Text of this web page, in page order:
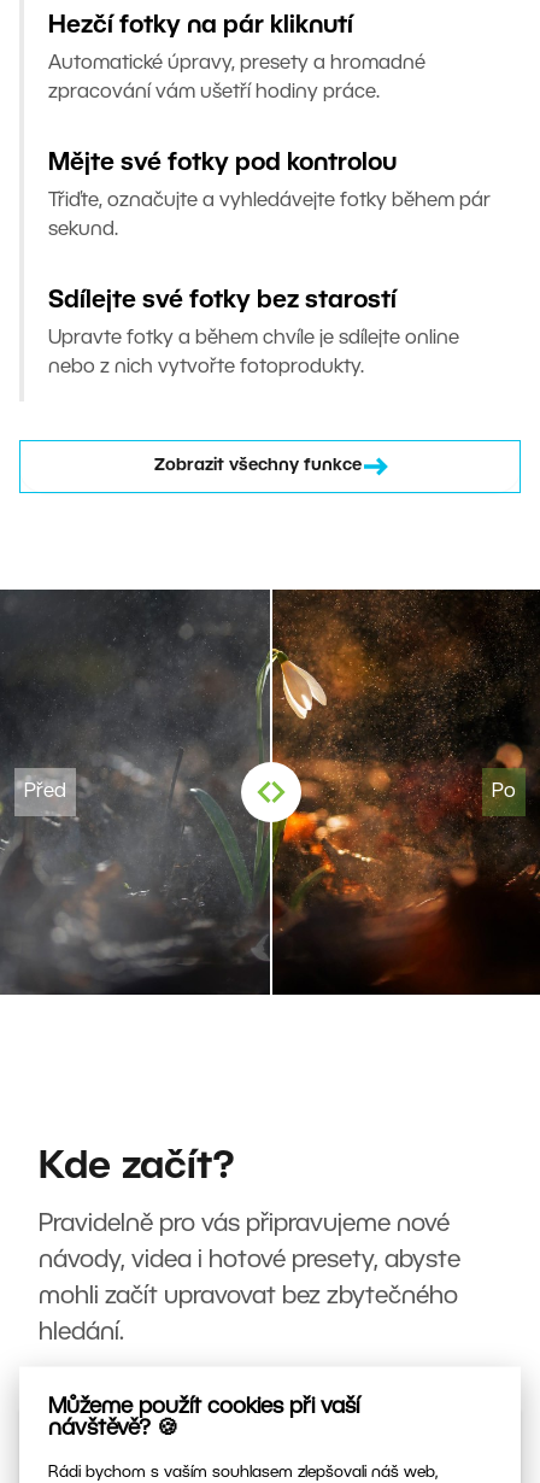
Můžeme použít cookies při vaší
návštěvě? 🍪
Rádi bychom s vaším souhlasem zlepšovali náš web,
Hezčí fotky na pár kliknutí
Automatické úpravy, presety a hromadné
zpracování vám ušetří hodiny práce.
Mějte své fotky pod kontrolou
Třiďte, označujte a vyhledávejte fotky během pár
sekund.
Sdílejte své fotky bez starostí
Upravte fotky a během chvíle je sdílejte online
nebo z nich vytvořte fotoprodukty.
Zobrazit všechny funkce
Kde začít?
Pravidelně pro vás připravujeme nové
návody, videa i hotové presety, abyste
mohli začít upravovat bez zbytečného
hledání.